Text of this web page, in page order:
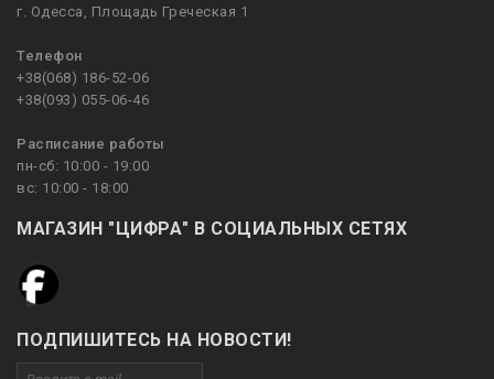
г. Одесса, Площадь Греческая 1
Телефон
+38(068) 186-52-06
+38(093) 055-06-46
Расписание работы
пн-сб: 10:00 - 19:00
вс: 10:00 - 18:00
МАГАЗИН "ЦИФРА" В СОЦИАЛЬНЫХ СЕТЯХ
ПОДПИШИТЕСЬ НА НОВОСТИ!